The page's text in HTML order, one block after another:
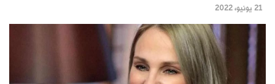
21 يونيو، 2022